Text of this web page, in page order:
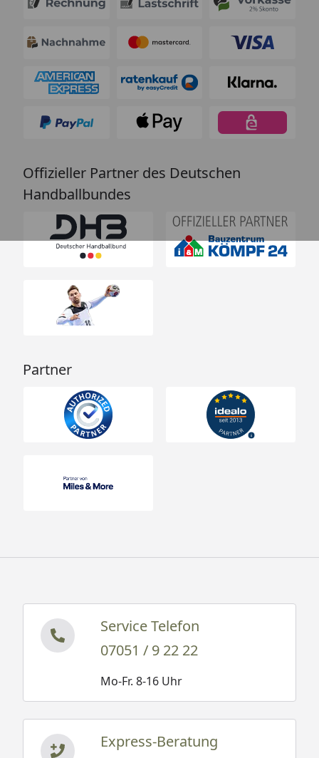
Offizieller Partner des Deutschen
Handballbundes
Partner
Service Telefon
07051 / 9 22 22
Mo-Fr. 8-16 Uhr
Express-Beratung